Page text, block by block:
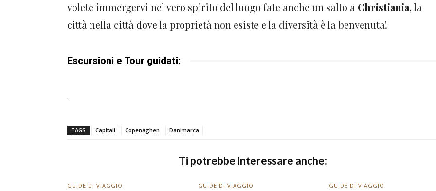
volete immergervi nel vero spirito del luogo fate anche un salto a Christiania, la
città nella città dove la proprietà non esiste e la diversità è la benvenuta!
Escursioni e Tour guidati:
.
TAGS Capitali Copenaghen Danimarca
Ti potrebbe interessare anche:
GUIDE DI VIAGGIO GUIDE DI VIAGGIO GUIDE DI VIAGGIO